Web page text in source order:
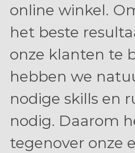
online winkel.
het beste
onze klanten te
hebben we
nodige skills en
nodig. Daarom
tegenover onze